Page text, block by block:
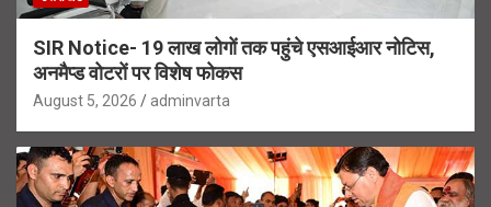
SIR Notice- 19 लाख लोगों तक पहुंचे एसआईआर नोटिस,
अनमैप्ड वोटरों पर विशेष फोकस
August 5, 2026 adminvarta